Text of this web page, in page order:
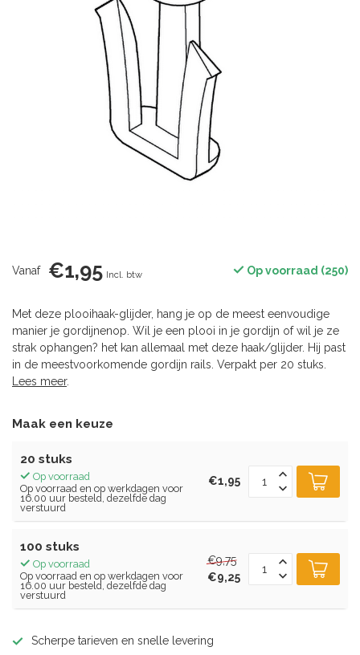
Vanaf €1,95 Incl. btw Op voorraad (250)
Met deze plooihaak-glijder, hang je op de meest eenvoudige
manier je gordijnenop. Wil je een plooi in je gordijn of wil je ze
strak ophangen? het kan allemaal met deze haak/glijder. Hij past
in de meestvoorkomende gordijn rails. Verpakt per 20 stuks.
Lees meer.
Maak een keuze
20 stuks
Op voorraad
Op voorraad en op werkdagen voor
16.00 uur besteld, dezelfde dag
verstuurd
€1,95
100 stuks
Op voorraad
Op voorraad en op werkdagen voor
16.00 uur besteld, dezelfde dag
verstuurd
€9,75
€9,25
Scherpe tarieven en snelle levering